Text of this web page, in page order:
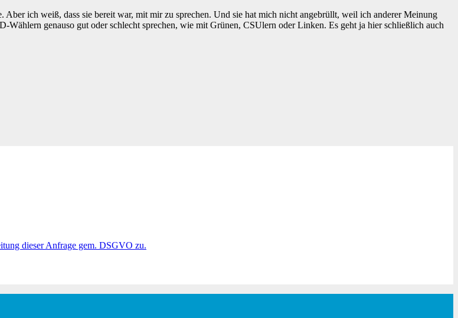
ich weiß, dass sie bereit war, mit mir zu sprechen. Und sie hat mich nicht angebrüllt, weil ich anderer Meinung
genauso gut oder schlecht sprechen, wie mit Grünen, CSUlern oder Linken. Es geht ja hier schließlich auch
dieser Anfrage gem. DSGVO zu.